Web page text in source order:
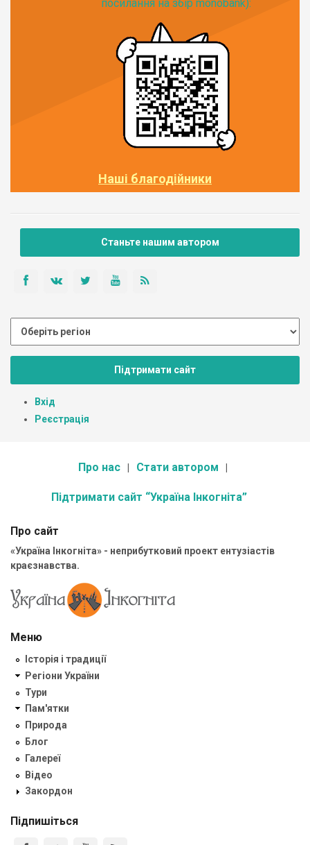
посилання на збір monobank):
Наші благодійники
Станьте нашим автором
Підтримати сайт
Вхід
Реєстрація
Про нас Стати автором
Підтримати сайт “Україна Інкогніта”
Про сайт
«Україна Інкогніта» - неприбутковий проект ентузіастів
краєзнавства.
Меню
Історія і традиції
Регіони України
Тури
Пам'ятки
Природа
Блог
Галереї
Відео
Закордон
Підпишіться